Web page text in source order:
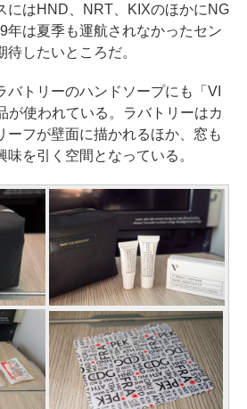
にはHND、NRT、KIXのほかにNG
年は夏季も運航されなかったセン
待したいところだ。
トリーのハンドソープにも「VI
が使われている。ラバトリーはカ
ーフが壁面に描かれるほか、窓も
を引く空間となっている。